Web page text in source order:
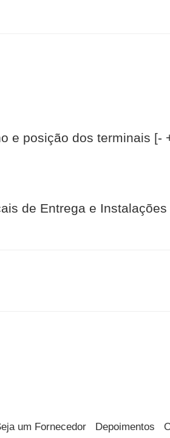
e posição dos terminais [-
de Entrega e
um Fornecedor Depoimentos